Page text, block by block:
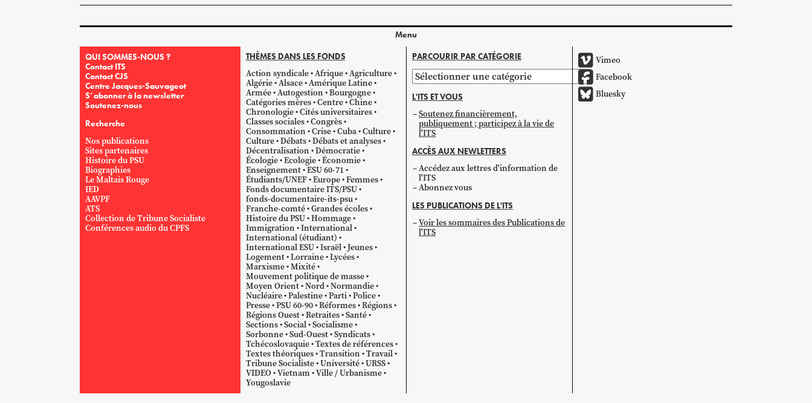
Menu
QUI SOMMES-NOUS ?
Contact ITS
Contact CJS
Centre Jacques-Sauvageot
S’abonner à la newsletter
Soutenez-nous
Recherche
Nos publications
Sites partenaires
Histoire du PSU
Biographies
Le Maltais Rouge
IED
AAVPF
ATS
Collection de Tribune Socialiste
Conférences audio du CPFS
THÈMES DANS LES FONDS
Action syndicale Afrique Agriculture
Algérie Alsace Amérique Latine
Armée Autogestion Bourgogne
Catégories mères Centre Chine
Chronologie Cités universitaires
Classes sociales Congrès
Consommation Crise Cuba Culture
Culture Débats Débats et analyses
Décentralisation Démocratie
Écologie Ecologie Économie
Enseignement ESU 60-71
Étudiants/UNEF Europe Femmes
Fonds documentaire ITS/PSU
fonds-documentaire-its-psu
Franche-comté Grandes écoles
Histoire du PSU Hommage
Immigration International
International (étudiant)
International ESU Israël Jeunes
Logement Lorraine Lycées
Marxisme Mixité
Mouvement politique de masse
Moyen Orient Nord Normandie
Nucléaire Palestine Parti Police
Presse PSU 60-90 Réformes Régions
Régions Ouest Retraites Santé
Sections Social Socialisme
Sorbonne Sud-Ouest Syndicats
Tchécoslovaquie Textes de références
Textes théoriques Transition Travail
Tribune Socialiste Université URSS
VIDEO Vietnam Ville / Urbanisme
Yougoslavie
PARCOURIR PAR CATÉGORIE
Parcourir
par
catégorie
L'ITS ET VOUS
Soutenez financièrement,
publiquement ; participez à la vie de
l'ITS
ACCÈS AUX NEWLETTERS
Accédez aux lettres d'information de
l'ITS
Abonnez vous
LES PUBLICATIONS DE L'ITS
Voir les sommaires des Publications de
l'ITS
Vimeo
Facebook
Bluesky